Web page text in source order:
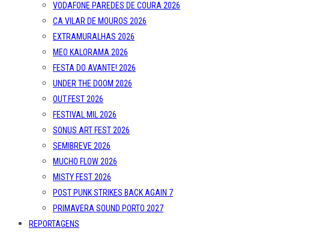
VODAFONE PAREDES DE COURA 2026
CA VILAR DE MOUROS 2026
EXTRAMURALHAS 2026
MEO KALORAMA 2026
FESTA DO AVANTE! 2026
UNDER THE DOOM 2026
OUT.FEST 2026
FESTIVAL MIL 2026
SONUS ART FEST 2026
SEMIBREVE 2026
MUCHO FLOW 2026
MISTY FEST 2026
POST PUNK STRIKES BACK AGAIN 7
PRIMAVERA SOUND PORTO 2027
REPORTAGENS